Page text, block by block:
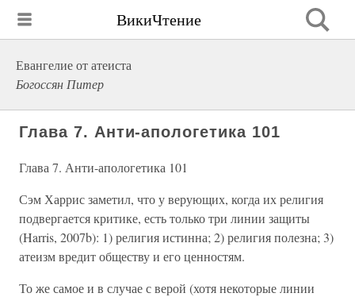
ВикиЧтение
Евангелие от атеиста
Богоссян Питер
Глава 7. Анти-апологетика 101
Глава 7. Анти-апологетика 101
Сэм Харрис заметил, что у верующих, когда их религия
подвергается критике, есть только три линии защиты
(Harris, 2007b): 1) религия истинна; 2) религия полезна; 3)
атеизм вредит обществу и его ценностям.
То же самое и в случае с верой (хотя некоторые линии